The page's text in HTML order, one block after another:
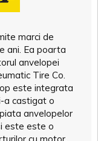
marci de
ani. Ea poarta
anvelopei
Tire Co.
este integrata
a castigat o
anvelopelor
este este o